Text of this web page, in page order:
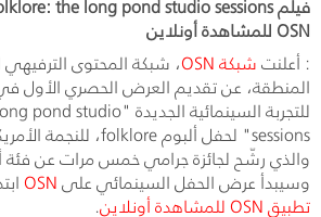
OSN للمشاهدة أونلاين
: أعلنتشبكةOSN، شبكة المحتوى
المنطقة، عن تقديم العرض الحصري الأول
للتجربة السينمائية الجديدة "pond studio
sessions" لحفل ألبومfolklore، للنجمة
والذي رشّح لجائزة جرامي خمس مرات عن فئة
وسيبدأ عرض الحفل السينمائي علىOSN
تطبيقOSNللمشاهدة أونلاين.